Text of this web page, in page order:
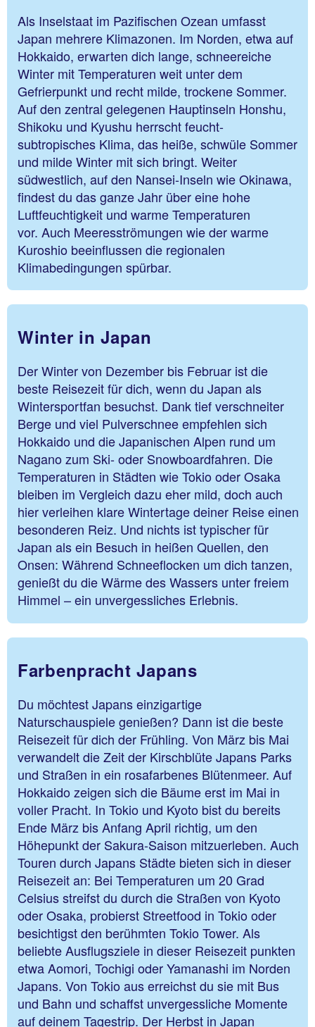
Als Inselstaat im Pazifischen Ozean umfasst
Japan mehrere Klimazonen. Im Norden, etwa auf
Hokkaido, erwarten dich lange, schneereiche
Winter mit Temperaturen weit unter dem
Gefrierpunkt und recht milde, trockene Sommer.
Auf den zentral gelegenen Hauptinseln Honshu,
Shikoku und Kyushu herrscht feucht-
subtropisches Klima, das heiße, schwüle Sommer
und milde Winter mit sich bringt. Weiter
südwestlich, auf den Nansei-Inseln wie Okinawa,
findest du das ganze Jahr über eine hohe
Luftfeuchtigkeit und warme Temperaturen
vor. Auch Meeresströmungen wie der warme
Kuroshio beeinflussen die regionalen
Klimabedingungen spürbar.
Winter in Japan
Der Winter von Dezember bis Februar ist die
beste Reisezeit für dich, wenn du Japan als
Wintersportfan besuchst. Dank tief verschneiter
Berge und viel Pulverschnee empfehlen sich
Hokkaido und die Japanischen Alpen rund um
Nagano zum Ski- oder Snowboardfahren. Die
Temperaturen in Städten wie Tokio oder Osaka
bleiben im Vergleich dazu eher mild, doch auch
hier verleihen klare Wintertage deiner Reise einen
besonderen Reiz. Und nichts ist typischer für
Japan als ein Besuch in heißen Quellen, den
Onsen: Während Schneeflocken um dich tanzen,
genießt du die Wärme des Wassers unter freiem
Himmel – ein unvergessliches Erlebnis.
Farbenpracht Japans
Du möchtest Japans einzigartige
Naturschauspiele genießen? Dann ist die beste
Reisezeit für dich der Frühling. Von März bis Mai
verwandelt die Zeit der Kirschblüte Japans Parks
und Straßen in ein rosafarbenes Blütenmeer. Auf
Hokkaido zeigen sich die Bäume erst im Mai in
voller Pracht. In Tokio und Kyoto bist du bereits
Ende März bis Anfang April richtig, um den
Höhepunkt der Sakura-Saison mitzuerleben. Auch
Touren durch Japans Städte bieten sich in dieser
Reisezeit an: Bei Temperaturen um 20 Grad
Celsius streifst du durch die Straßen von Kyoto
oder Osaka, probierst Streetfood in Tokio oder
besichtigst den berühmten Tokio Tower. Als
beliebte Ausflugsziele in dieser Reisezeit punkten
etwa Aomori, Tochigi oder Yamanashi im Norden
Japans. Von Tokio aus erreichst du sie mit Bus
und Bahn und schaffst unvergessliche Momente
auf deinem Tagestrip. Der Herbst in Japan